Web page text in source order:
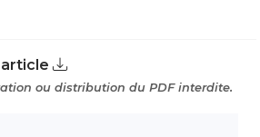
ou distribution du PDF interdite.